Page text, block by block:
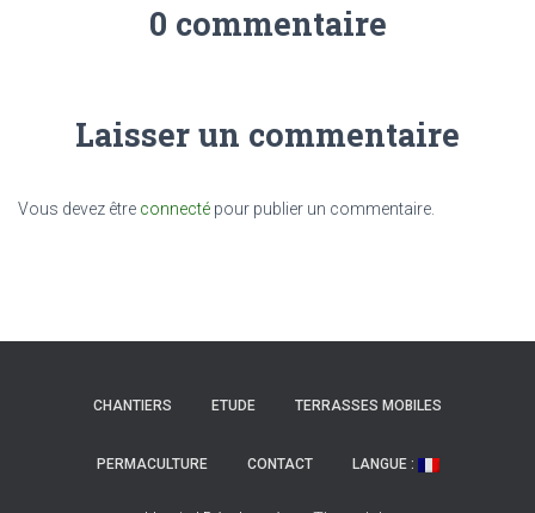
0 commentaire
Laisser un commentaire
Vous devez être connecté pour publier un commentaire.
CHANTIERS ETUDE TERRASSES MOBILES
PERMACULTURE CONTACT LANGUE :